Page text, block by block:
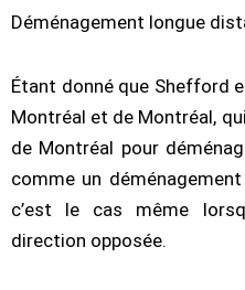
Déménagement longue
Étant donné que Shefford
Montréal et de Montréal,
de Montréal pour
comme un
c’est le cas même
direction opposée.